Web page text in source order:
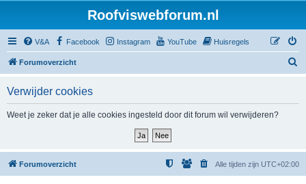
Roofviswebforum.nl
V&A Facebook Instagram YouTube Huisregels
Forumoverzicht
Verwijder cookies
Weet je zeker dat je alle cookies ingesteld door dit forum wil verwijderen?
Forumoverzicht Alle tijden zijn UTC+02:00